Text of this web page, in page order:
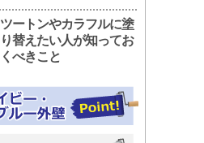
ツートンやカラフルに塗
り替えたい人が知ってお
くべきこと